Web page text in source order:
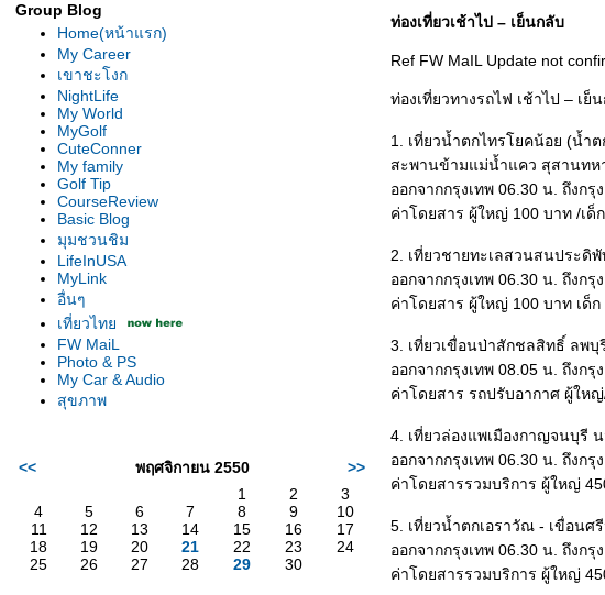
Group Blog
Home(หน้าแรก)
My Career
เขาชะโงก
NightLife
My World
MyGolf
CuteConner
My family
Golf Tip
CourseReview
Basic Blog
มุมชวนชิม
LifeInUSA
MyLink
อื่นๆ
เที่ยวไท
FW MaiL
Photo & PS
My Car & Audio
สุขภาพ
<< พฤศจิกายน 2550
>>
1
2
3
4
5 6 7 8 9
10
11
12 13 14 15 16
17
18
19 20 21 22 23
24
25
26 27 28 29 30
ท่องเที่ยวเช้าไป – เย็นกลับ
Ref FW MaIL Update not
ท่องเที่ยวทางรถไฟ เช้าไป – เ
1. เที่ยวน้ำตกไทรโยคน้อย (น้ำ
สะพานข้ามแม่น้ำแคว สุสานทห
ออกจากกรุงเทพ 06.30 น. ถึงกรุ
ค่าโดยสาร ผู้ใหญ่ 100 บาท /เด็
2. เที่ยวชายทะเลสวนสนประดิ
ออกจากกรุงเทพ 06.30 น. ถึงกรุ
ค่าโดยสาร ผู้ใหญ่ 100 บาท เด็
3. เที่ยวเขื่อนป่าสักชลสิทธิ์ ลพ
ออกจากกรุงเทพ 08.05 น. ถึงกรุ
ค่าโดยสาร รถปรับอากาศ ผู้ให
4. เที่ยวล่องแพเมืองกาญจนบุรี
ออกจากกรุงเทพ 06.30 น. ถึงกรุ
ค่าโดยสารรวมบริการ ผู้ใหญ่
5. เที่ยวน้ำตกเอราวัณ - เขื่อน
ออกจากกรุงเทพ 06.30 น. ถึงกรุ
ค่าโดยสารรวมบริการ ผู้ใหญ่